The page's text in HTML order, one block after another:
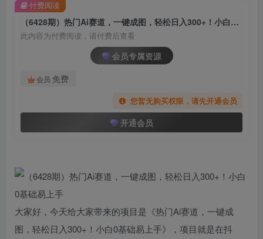
（6428期）热门Ai赛道，一键成图，轻松日入300+！小白0基础易上手
此内容为付费阅读，请付费后查看
会员专属资源
会员 免费
您暂无购买权限，请先开通会员
开通会员
付费阅读
大家好，今天给大家带来的项目是《热门Ai赛道，一键成
图，轻松日入300+！小白0基础易上手》，项目就是在抖